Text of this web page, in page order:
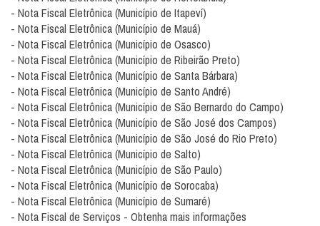
- Nota Fiscal Eletrônica (Município de Itapeví)
- Nota Fiscal Eletrônica (Município de Mauá)
- Nota Fiscal Eletrônica (Município de Osasco)
- Nota Fiscal Eletrônica (Município de Ribeirão Preto)
- Nota Fiscal Eletrônica (Município de Santa Bárbara)
- Nota Fiscal Eletrônica (Município de Santo André)
- Nota Fiscal Eletrônica (Município de São Bernardo do Campo)
- Nota Fiscal Eletrônica (Município de São José dos Campos)
- Nota Fiscal Eletrônica (Município de São José do Rio Preto)
- Nota Fiscal Eletrônica (Município de Salto)
- Nota Fiscal Eletrônica (Município de São Paulo)
- Nota Fiscal Eletrônica (Município de Sorocaba)
- Nota Fiscal Eletrônica (Município de Sumaré)
- Nota Fiscal de Serviços - Obtenha mais informações